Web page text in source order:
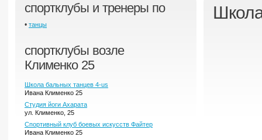
спортклубы и тренеры по
• танцы
спортклубы возле
Клименко 25
Школа бальных танцев 4-us
Ивана Клименко 25
Студия йоги Ахарата
ул. Клименко, 25
Спортивный клуб боевых искусств Файтер
Ивана Клименко 25